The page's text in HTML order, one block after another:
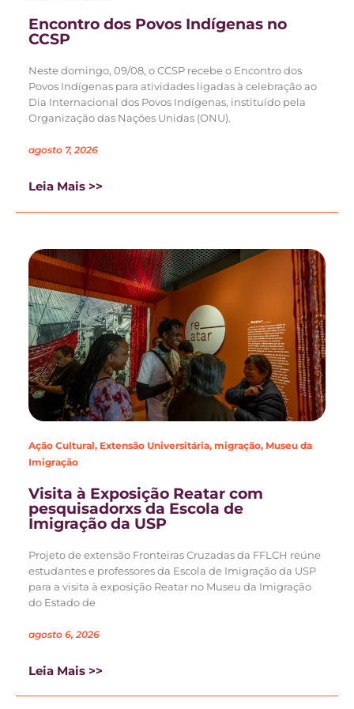
Encontro dos Povos Indígenas no
CCSP
Neste domingo, 09/08, o CCSP recebe o Encontro dos
Povos Indígenas para atividades ligadas à celebração ao
Dia Internacional dos Povos Indígenas, instituído pela
Organização das Nações Unidas (ONU).
agosto 7, 2026
Leia Mais >>
Ação Cultural, Extensão Universitária,migração, Museu da
Imigração
Visita à Exposição Reatar com
pesquisadorxs da Escola de
Imigração da USP
Projeto de extensão Fronteiras Cruzadas da FFLCH reúne
estudantes e professores da Escola de Imigração da USP
para a visita à exposição Reatar no Museu da Imigração
do Estado de
agosto 6, 2026
Leia Mais >>